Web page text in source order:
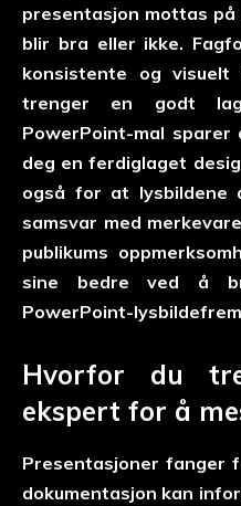
presentasjon mottas
blir bra eller ikke.
konsistente og visuelt
trenger en godt
PowerPoint-mal
deg en ferdiglaget
også for at lysbildene
samsvar med
publikums
sine bedre ved å
PowerPoint-
Hvorfor du
ekspert for å
Presentasjoner fanger
dokumentasjon kan